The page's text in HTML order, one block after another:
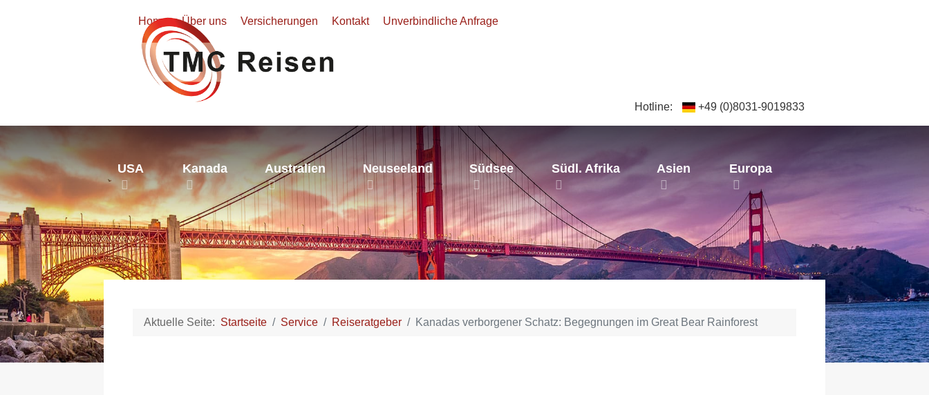
Home Über uns Versicherungen Kontakt Unverbindliche Anfrage
Hotline: +49 (0)8031-9019833
USA Kanada Australien Neuseeland Südsee Südl. Afrika Asien Europa
Aktuelle Seite: Startseite Service Reiseratgeber Kanadas verborgener Schatz: Begegnungen im Great Bear Rainforest